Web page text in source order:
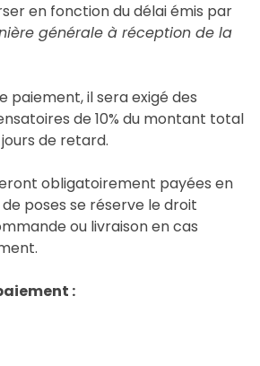
en fonction du délai émis par
générale à réception de la
paiement, il sera exigé des
de 10% du montant total
de retard.
obligatoirement payées en
de poses se réserve le droit
ou livraison en cas
: